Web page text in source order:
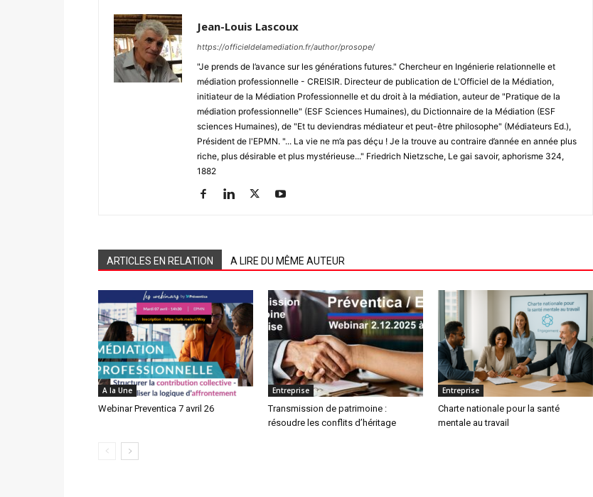
Jean-Louis Lascoux
https://officieldelamediation.fr/author/prosope/
"Je prends de l’avance sur les générations futures." Chercheur en Ingénierie relationnelle et
médiation professionnelle - CREISIR. Directeur de publication de L'Officiel de la Médiation,
initiateur de la Médiation Professionnelle et du droit à la médiation, auteur de "Pratique de la
médiation professionnelle" (ESF Sciences Humaines), du Dictionnaire de la Médiation (ESF
sciences Humaines), de "Et tu deviendras médiateur et peut-être philosophe" (Médiateurs Ed.),
Président de l'EPMN. "... La vie ne m’a pas déçu ! Je la trouve au contraire d’année en année plus
riche, plus désirable et plus mystérieuse..." Friedrich Nietzsche, Le gai savoir, aphorisme 324,
1882
ARTICLES EN RELATION A LIRE DU MÊME AUTEUR
A la Une
Webinar Preventica 7 avril 26
Entreprise
Transmission de patrimoine :
résoudre les conflits d’héritage
Entreprise
Charte nationale pour la santé
mentale au travail